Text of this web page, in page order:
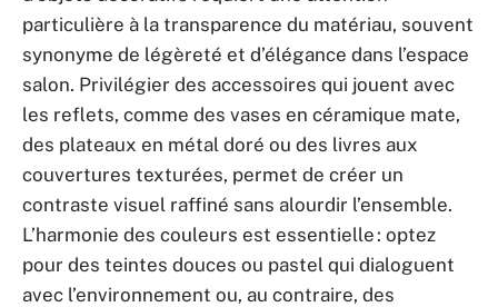
particulière à la transparence du matériau, souvent
synonyme de légèreté et d’élégance dans l’espace
salon. Privilégier des accessoires qui jouent avec
les reflets, comme des vases en céramique mate,
des plateaux en métal doré ou des livres aux
couvertures texturées, permet de créer un
contraste visuel raffiné sans alourdir l’ensemble.
L’harmonie des couleurs est essentielle : optez
pour des teintes douces ou pastel qui dialoguent
avec l’environnement ou, au contraire, des